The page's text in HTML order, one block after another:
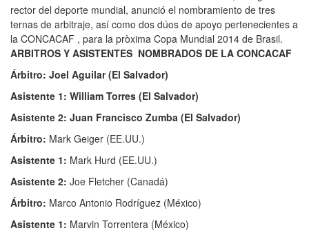
rector del deporte mundial, anunció el nombramiento de tres
ternas de arbitraje, así como dos dúos de apoyo pertenecientes a
la CONCACAF , para la pròxima Copa Mundial 2014 de Brasil.
ARBITROS Y ASISTENTES NOMBRADOS DE LA CONCACAF
Árbitro: Joel Aguilar (El Salvador)
Asistente 1: William Torres (El Salvador)
Asistente 2: Juan Francisco Zumba (El Salvador)
Árbitro: Mark Geiger (EE.UU.)
Asistente 1: Mark Hurd (EE.UU.)
Asistente 2: Joe Fletcher (Canadá)
Árbitro: Marco Antonio Rodríguez (México)
Asistente 1: Marvin Torrentera (México)